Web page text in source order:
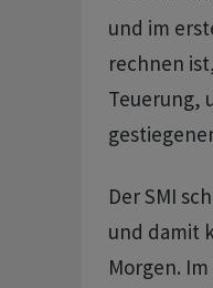
und im
rechnen
Teuerung,
Der SMI
und damit
Morgen.